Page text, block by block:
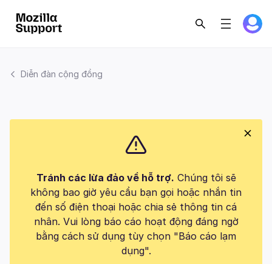
Diễn đàn cộng đồng
Tránh các lừa đảo về hỗ trợ. Chúng tôi sẽ
không bao giờ yêu cầu bạn gọi hoặc nhắn tin
đến số điện thoại hoặc chia sẻ thông tin cá
nhân. Vui lòng báo cáo hoạt động đáng ngờ
bằng cách sử dụng tùy chọn "Báo cáo lạm
dụng".